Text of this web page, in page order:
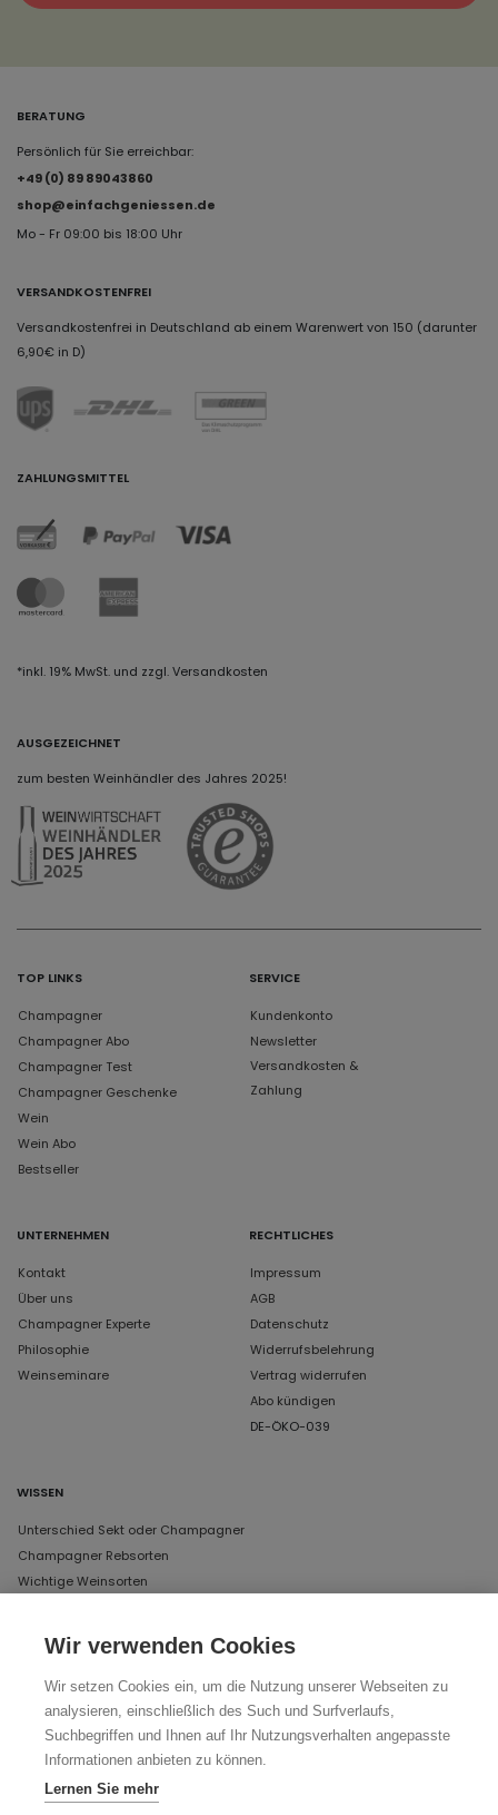
BERATUNG
Persönlich für Sie erreichbar:
+49 (0) 89 89043860
shop@einfachgeniessen.de
Mo - Fr 09:00 bis 18:00 Uhr
VERSANDKOSTENFREI
Versandkostenfrei in Deutschland ab einem Warenwert von 150 (darunter
6,90€ in D)
ZAHLUNGSMITTEL
*inkl. 19% MwSt. und zzgl. Versandkosten
AUSGEZEICHNET
zum besten Weinhändler des Jahres 2025!
TOP LINKS
Champagner
Champagner Abo
Champagner Test
Champagner Geschenke
Wein
Wein Abo
Bestseller
SERVICE
Kundenkonto
Newsletter
Versandkosten &
Zahlung
UNTERNEHMEN
Kontakt
Über uns
Champagner Experte
Philosophie
Weinseminare
RECHTLICHES
Impressum
AGB
Datenschutz
Widerrufsbelehrung
Vertrag widerrufen
Abo kündigen
DE-ÖKO-039
WISSEN
Unterschied Sekt oder Champagner
Champagner Rebsorten
Wichtige Weinsorten
UNSERE ÖFFNUNGSZEITEN IN MÜNCHEN
DAS LAGER
Donnerstag und Freitag von 12 bis 18 Uhr
Ihr Weg zu uns
Wir verwenden Cookies
Wir setzen Cookies ein, um die Nutzung unserer Webseiten zu
analysieren, einschließlich des Such und Surfverlaufs,
Suchbegriffen und Ihnen auf Ihr Nutzungsverhalten angepasste
Informationen anbieten zu können.
Lernen Sie mehr